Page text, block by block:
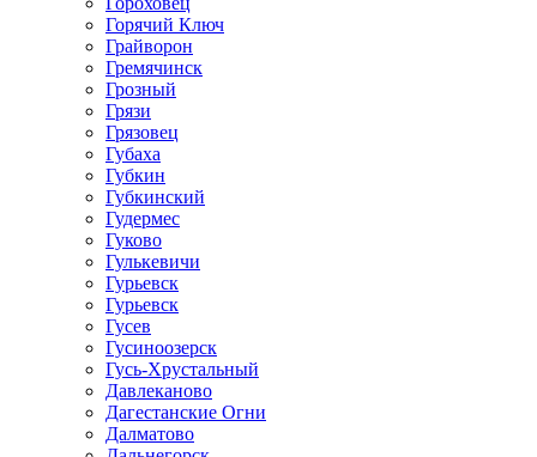
Горячий Ключ
Грайворон
Гремячинск
Грозный
Грязи
Грязовец
Губаха
Губкин
Губкинский
Гудермес
Гуково
Гулькевичи
Гурьевск
Гурьевск
Гусев
Гусиноозерск
Гусь-Хрустальный
Давлеканово
Дагестанские Огни
Далматово